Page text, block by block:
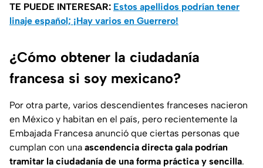
TE PUEDE INTERESAR: Estos apellidos podrían tener
linaje español; ¡Hay varios en Guerrero!
¿Cómo obtener la ciudadanía
francesa si soy mexicano?
Por otra parte, varios descendientes franceses nacieron
en México y habitan en el país, pero recientemente la
Embajada Francesa anunció que ciertas personas que
cumplan con una ascendencia directa gala podrían
tramitar la ciudadanía de una forma práctica y sencilla.